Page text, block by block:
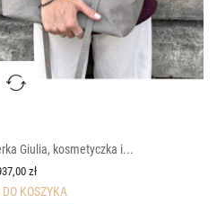
Giulia, kosmetyczka i...
zł
KOSZYKA